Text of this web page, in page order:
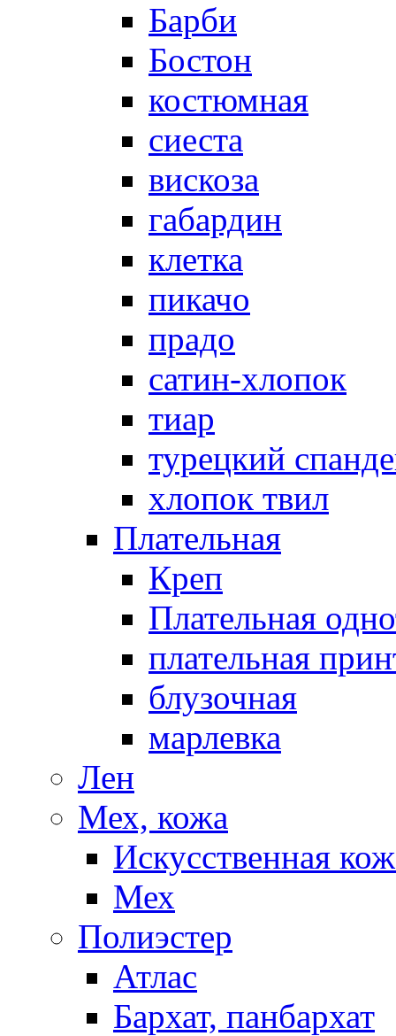
Барби
Бостон
костюмная
сиеста
вискоза
габардин
клетка
пикачо
прадо
сатин-хлопок
тиар
турецкий
хлопок твил
Плательная
Креп
Плательная
плательная
блузочная
марлевка
Лен
Мех, кожа
Искусственная
Мех
Полиэстер
Атлас
Бархат, панбархат